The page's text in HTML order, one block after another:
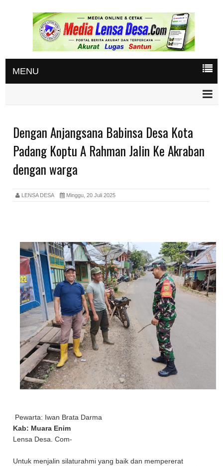
MENU
Dengan Anjangsana Babinsa Desa Kota
Padang Koptu A Rahman Jalin Ke Akraban
dengan warga
LENSA DESA Minggu, 20 Juli 2025
Pewarta: Iwan Brata Darma
Kab: Muara Enim
Lensa Desa. Com-
Untuk menjalin silaturahmi yang baik dan mempererat